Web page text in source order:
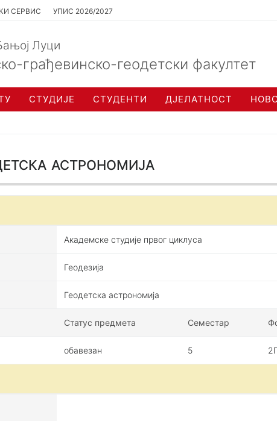
СЕРВИС УПИС 2026/2027
Луци
грађевинско-геодетски факултет
СТУДИЈЕ СТУДЕНТИ ДЈЕЛАТНОСТ
астрономија
Академске студије првог циклуса
Геодезија
Геодетска астрономија
Статус предмета Семестар
обавезан 5